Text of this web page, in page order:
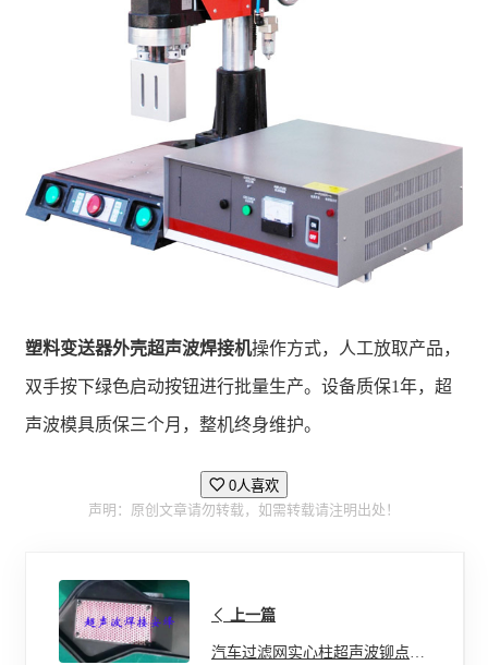
塑料变送器外壳超声波焊接机操作方式，人工放取产品，
双手按下绿色启动按钮进行批量生产。设备质保1年，超
声波模具质保三个月，整机终身维护。
0人喜欢
声明：原创文章请勿转载，如需转载请注明出处！
上一篇
汽车过滤网实心柱超声波铆点焊